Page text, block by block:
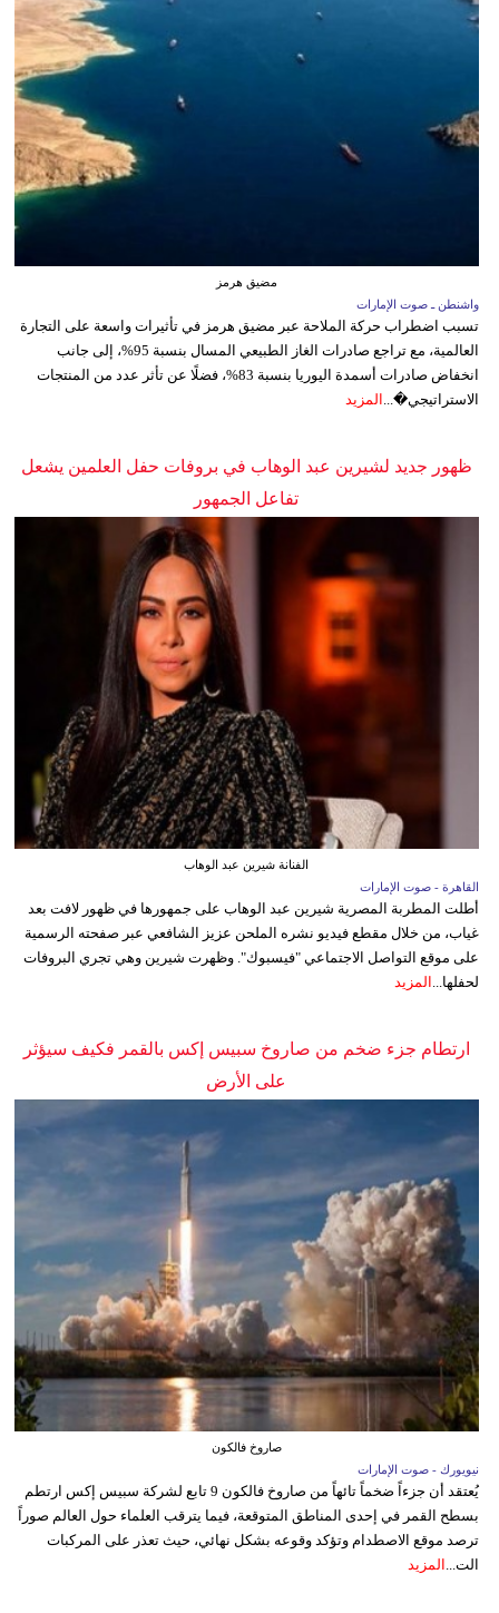
مضيق هرمز
واشنطن ـ صوت الإمارات
تسبب اضطراب حركة الملاحة عبر مضيق هرمز في تأثيرات واسعة على التجارة
العالمية، مع تراجع صادرات الغاز الطبيعي المسال بنسبة 95%، إلى جانب
انخفاض صادرات أسمدة اليوريا بنسبة 83%، فضلًا عن تأثر عدد من المنتجات
الاستراتيجي�... المزيد
ظهور جديد لشيرين عبد الوهاب في بروفات حفل العلمين يشعل
تفاعل الجمهور
الفنانة شيرين عبد الوهاب
القاهرة - صوت الإمارات
أطلت المطربة المصرية شيرين عبد الوهاب على جمهورها في ظهور لافت بعد
غياب، من خلال مقطع فيديو نشره الملحن عزيز الشافعي عبر صفحته الرسمية
على موقع التواصل الاجتماعي "فيسبوك". وظهرت شيرين وهي تجري البروفات
لحفلها... المزيد
ارتطام جزء ضخم من صاروخ سبيس إكس بالقمر فكيف سيؤثر
على الأرض
صاروخ فالكون
نيويورك - صوت الإمارات
يُعتقد أن جزءاً ضخماً تائهاً من صاروخ فالكون 9 تابع لشركة سبيس إكس ارتطم
بسطح القمر في إحدى المناطق المتوقعة، فيما يترقب العلماء حول العالم صوراً
ترصد موقع الاصطدام وتؤكد وقوعه بشكل نهائي، حيث تعذر على المركبات
الت...
المزيد